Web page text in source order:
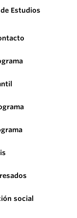
Estudios
social